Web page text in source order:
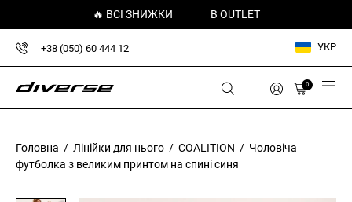
🔥 ВСІ ЗНИЖКИ В OUTLET
+38 (050) 60 444 12 УКР
0
Головна / Лінійки для нього / COALITION / Чоловіча
футболка з великим принтом на спині синя